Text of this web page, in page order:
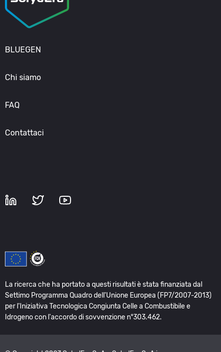
BLUEGEN
Chi siamo
FAQ
Contattaci
La ricerca che ha portato a questi risultati è stata finanziata dal
Settimo Programma Quadro dell'Unione Europea (FP7/2007-2013)
per l'Iniziativa Tecnologica Congiunta Celle a Combustibile e
Idrogeno con l'accordo di sovvenzione n°303.462.